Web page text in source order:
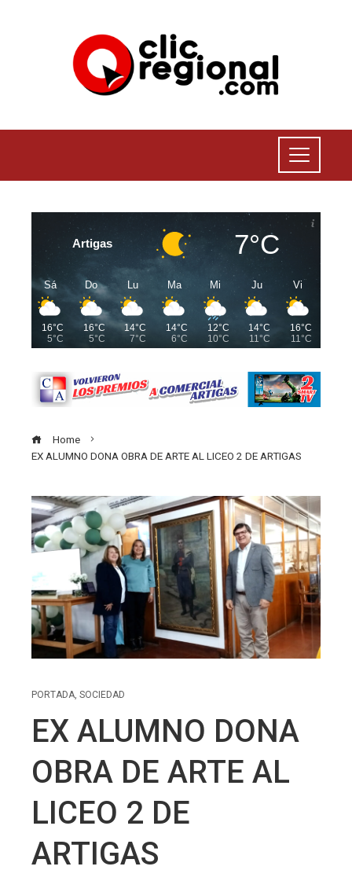
Artigas 7°C
Sá
16°C
5°C
Do
16°C
5°C
Lu
14°C
7°C
Ma
14°C
6°C
Mi
12°C
10°C
Ju
14°C
11°C
Vi
16°C
11°C
Home
EX ALUMNO DONA OBRA DE ARTE AL LICEO 2 DE ARTIGAS
PORTADA, SOCIEDAD
EX ALUMNO DONA
OBRA DE ARTE AL
LICEO 2 DE
ARTIGAS